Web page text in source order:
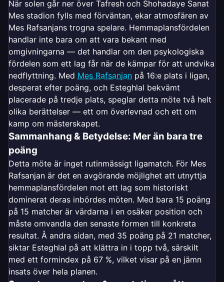
När solen går ner över Tafresh och Shohadaye Sanat
Mes stadion fylls med förväntan, ekar atmosfären av
Mes Rafsanjans trogna spelare. Hemmaplansfördelen
handlar inte bara om att vara bekant med
omgivningarna — det handlar om den psykologiska
fördelen som ett lag får när de kämpar för att undvika
nedflyttning. Med Mes Rafsanjan på 16:e plats i ligan,
desperat efter poäng, och Esteghlal bekvämt
placerade på tredje plats, speglar detta möte två helt
olika berättelser — ett om överlevnad och ett om
kamp om mästerskapet.
Sammanhang & Betydelse: Mer än bara tre
poäng
Detta möte är inget rutinmässigt ligamatch. För Mes
Rafsanjan är det en avgörande möjlighet att utnyttja
hemmaplansfördelen mot ett lag som historiskt
dominerat deras inbördes möten. Med bara 15 poäng
på 15 matcher är värdarna i en osäker position och
måste omvandla den senaste formen till konkreta
resultat. Å andra sidan, med 35 poäng på 21 matcher,
siktar Esteghlal på att klättra in i topp två, särskilt
med ett formindex på 67 %, vilket visar på en jämn
insats över hela planen.